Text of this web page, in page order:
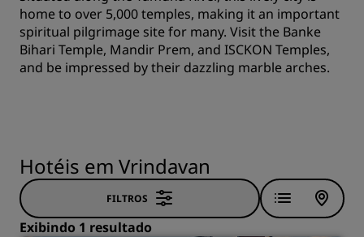
home to over 5,000 temples, making it an important
spiritual pilgrimage site for many. Visit the Banke
Bihari Temple, Mandir Prem, and ISCKON Temples,
and be impressed by their dazzling marble arches.
Hotéis em Vrindavan
FILTROS
Exibindo 1 resultado